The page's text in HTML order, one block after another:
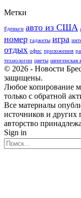
Метки
#деньги авто из США
номер гаджеты игра
отдых офис приложения
технологии цветы шенгенская
© 2026 - Новости
защищены.
Любое копирование
только с обратной
Все материалы
источников и других
авторство
Sign in